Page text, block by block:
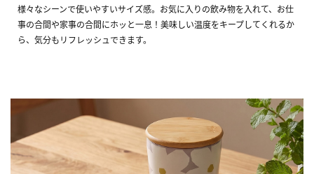
様々なシーンで使いやすいサイズ感。お気に入りの飲み物を入れて、お仕
事の合間や家事の合間にホッと一息！美味しい温度をキープしてくれるか
ら、気分もリフレッシュできます。